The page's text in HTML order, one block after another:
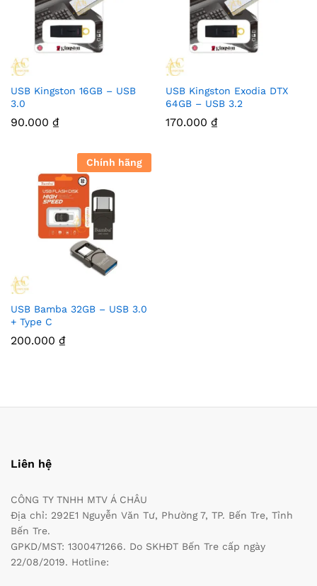
USB Kingston 16GB – USB
3.0
90.000 ₫
USB Kingston Exodia DTX
64GB – USB 3.2
170.000 ₫
Chính hãng
USB Bamba 32GB – USB 3.0
+ Type C
200.000 ₫
Liên hệ
CÔNG TY TNHH MTV Á CHÂU
Địa chỉ: 292E1 Nguyễn Văn Tư, Phường 7, TP. Bến Tre, Tỉnh
Bến Tre.
GPKD/MST: 1300471266. Do SKHĐT Bến Tre cấp ngày
22/08/2019. Hotline: